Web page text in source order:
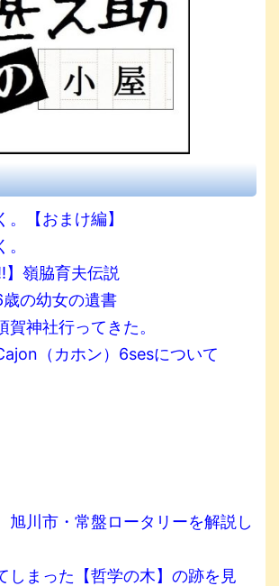
。【おまけ編】
】嶺脇育夫伝説
の幼女の遺書
賀神社行ってきた。
（カホン）6sesについて
旭川市・常盤ロータリーを解説し
しまった【哲学の木】の跡を見